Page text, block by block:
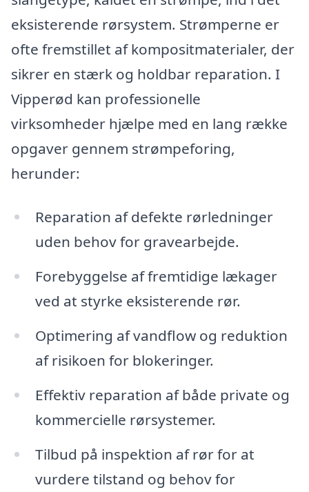
eksisterende rørsystem. Strømperne er
ofte fremstillet af kompositmaterialer, der
sikrer en stærk og holdbar reparation. I
Vipperød kan professionelle
virksomheder hjælpe med en lang række
opgaver gennem strømpeforing,
herunder:
Reparation af defekte rørledninger
uden behov for gravearbejde.
Forebyggelse af fremtidige lækager
ved at styrke eksisterende rør.
Optimering af vandflow og reduktion
af risikoen for blokeringer.
Effektiv reparation af både private og
kommercielle rørsystemer.
Tilbud på inspektion af rør for at
vurdere tilstand og behov for